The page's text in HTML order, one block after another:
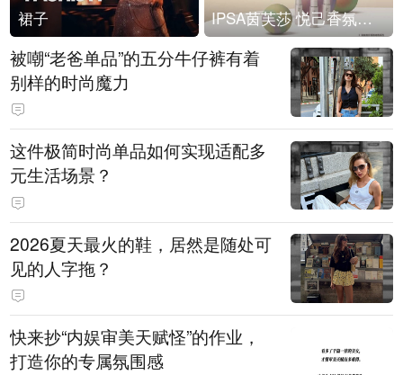
裙子 IPSA茵芙莎 悦己香氛凝露上市
被嘲“老爸单品”的五分牛仔裤有着
别样的时尚魔力
这件极简时尚单品如何实现适配多
元生活场景？
2026夏天最火的鞋，居然是随处可
见的人字拖？
快来抄“内娱审美天赋怪”的作业，
打造你的专属氛围感